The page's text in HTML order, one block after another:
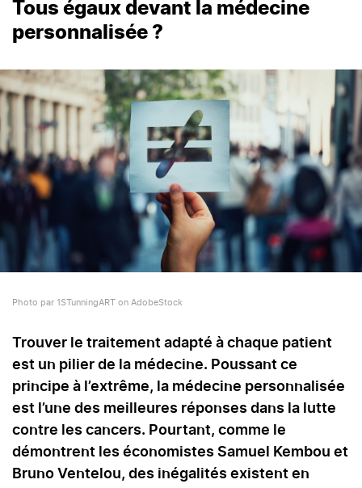
Tous égaux devant la médecine
personnalisée ?
Photo par 1STunningART on AdobeStock
Trouver le traitement adapté à chaque patient
est un pilier de la médecine. Poussant ce
principe à l’extrême, la médecine personnalisée
est l’une des meilleures réponses dans la lutte
contre les cancers. Pourtant, comme le
démontrent les économistes Samuel Kembou et
Bruno Ventelou, des inégalités existent en